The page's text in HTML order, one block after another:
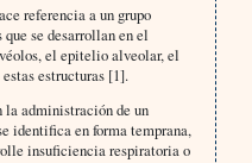
referencia a un grupo
se desarrollan en el
el epitelio alveolar, el
estructuras [1].
la administración de un
identifica en forma temprana,
insuficiencia respiratoria o